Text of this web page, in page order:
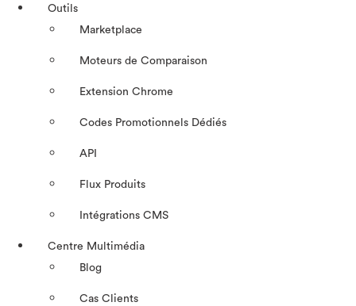
Outils
Marketplace
Moteurs de Comparaison
Extension Chrome
Codes Promotionnels Dédiés
API
Flux Produits
Intégrations CMS
Centre Multimédia
Blog
Cas Clients